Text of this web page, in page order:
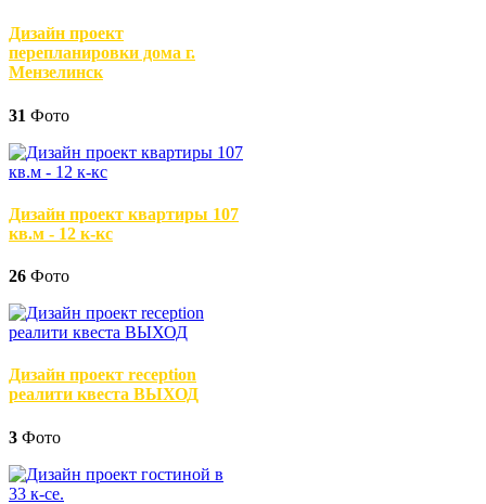
Дизайн проект
перепланировки дома г.
Мензелинск
31 Фото
Дизайн проект квартиры 107
кв.м - 12 к-кс
26 Фото
Дизайн проект reception
реалити квеста ВЫХОД
3 Фото